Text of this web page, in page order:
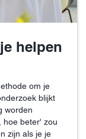
helpen
om je
blijkt
worden
hoe beter' zou
zijn als je je